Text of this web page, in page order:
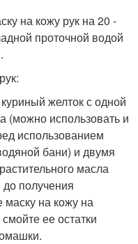
на кожу рук на 20 -
проточной водой
желток с одной
(можно использовать и
использованием
бани) и двумя
масла
до получения
на кожу на
ее остатки